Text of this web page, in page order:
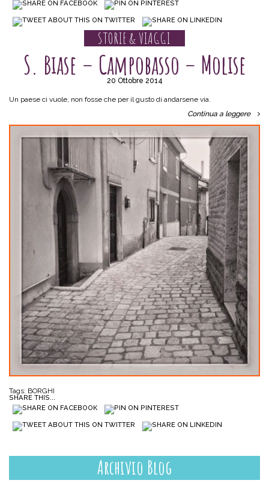
STORIE & VIAGGI
S. Biase – Campobasso – Molise
20 Ottobre 2014
Un paese ci vuole, non fosse che per il gusto di andarsene via.
Continua a leggere
Tags: BORGHI
SHARE THIS...
Archivio Blog